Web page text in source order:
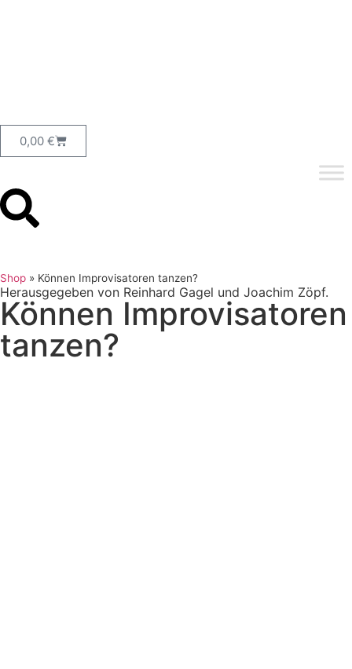
0,00 €
Shop » Können Improvisatoren tanzen?
Herausgegeben von Reinhard Gagel und Joachim Zöpf.
Können Improvisatoren
tanzen?